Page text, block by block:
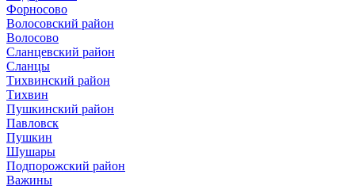
Форносово
Волосовский район
Волосово
Сланцевский район
Сланцы
Тихвинский район
Тихвин
Пушкинский район
Павловск
Пушкин
Шушары
Подпорожский район
Важины